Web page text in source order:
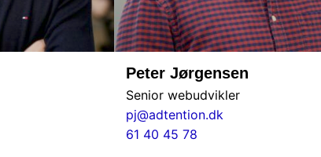
Peter Jørgensen
Senior webudvikler
pj@adtention.dk
61 40 45 78